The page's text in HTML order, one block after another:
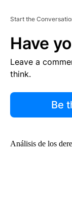
Start the
Have
Leave a
think.
Be
Análisis de los